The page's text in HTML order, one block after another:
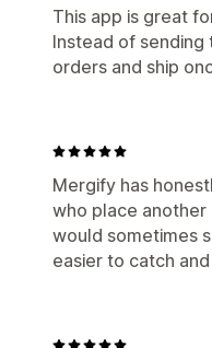
This app is great
Instead of
orders and ship
Mergify has
who place
would sometimes
easier to catch